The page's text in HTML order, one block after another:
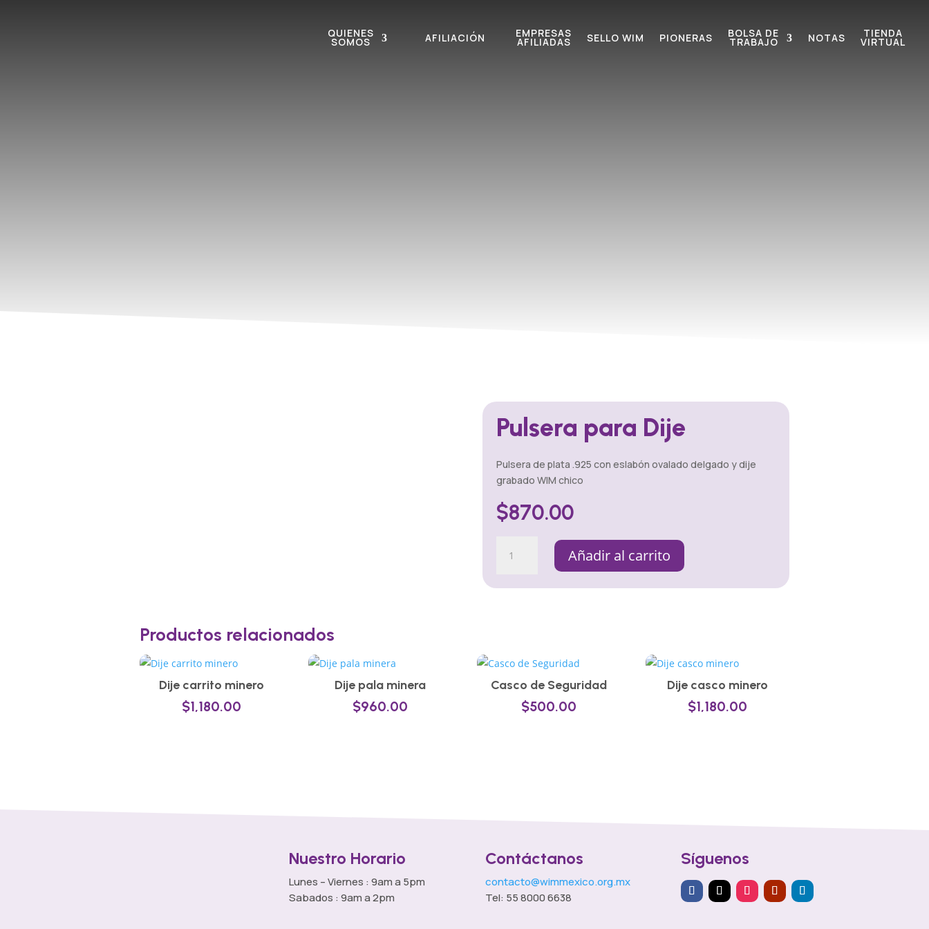
QUIENES
SOMOS AFILIACIÓN EMPRESAS
AFILIADAS SELLO WIM PIONERAS BOLSA DE
TRABAJO NOTAS TIENDA
VIRTUAL
Pulsera para Dije
Pulsera de plata .925 con eslabón ovalado delgado y dije
grabado WIM chico
$870.00
para
cantidad
Añadir al carrito
Productos relacionados
Dije carrito minero
$1,180.00
Dije pala minera
$960.00
Casco de Seguridad
$500.00
Dije casco minero
$1,180.00
Nuestro Horario
Lunes – Viernes : 9am a 5pm
Sabados : 9am a 2pm
Contáctanos
contacto@wimmexico.org.mx
Tel: 55 8000 6638
Síguenos